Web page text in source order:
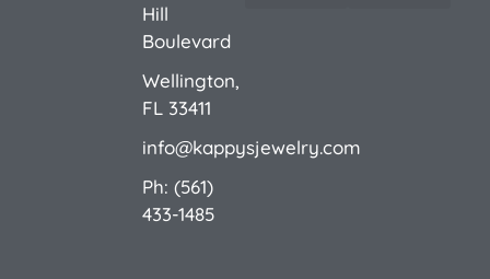
Hill
Boulevard
Wellington,
FL 33411
info@kappysjewelry.com
Ph: (561)
433-1485